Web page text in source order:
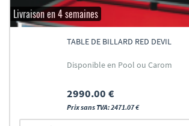
Livraison en 4 semaines
TABLE DE BILLARD RED DEVIL
Disponible en Pool ou Carom
2990.00 €
Prix sans TVA: 2471.07 €